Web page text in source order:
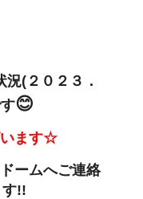
(２０２３．
😊
います☆
ームへご連絡
す!!